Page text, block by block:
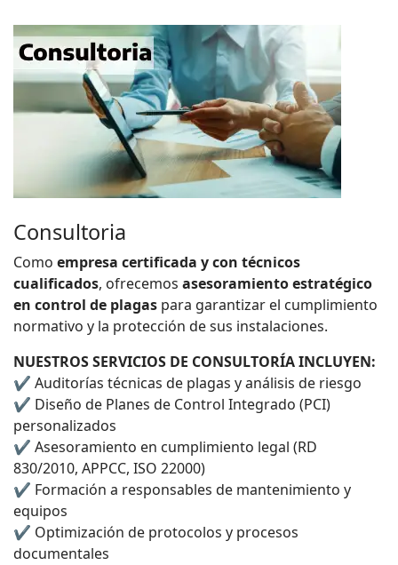
Consultoria
Como empresa certificada y con técnicos
cualificados, ofrecemos asesoramiento estratégico
en control de plagas para garantizar el cumplimiento
normativo y la protección de sus instalaciones.
NUESTROS SERVICIOS DE CONSULTORÍA INCLUYEN:
✔ Auditorías técnicas de plagas y análisis de riesgo
✔ Diseño de Planes de Control Integrado (PCI)
personalizados
✔ Asesoramiento en cumplimiento legal (RD
830/2010, APPCC, ISO 22000)
✔ Formación a responsables de mantenimiento y
equipos
✔ Optimización de protocolos y procesos
documentales